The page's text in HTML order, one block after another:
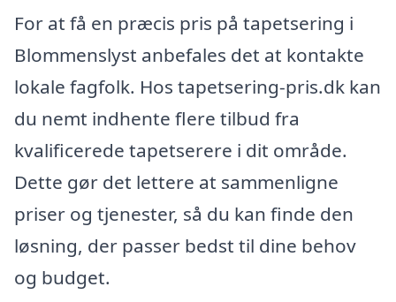
For at få en præcis pris på tapetsering i
Blommenslyst anbefales det at kontakte
lokale fagfolk. Hos tapetsering-pris.dk kan
du nemt indhente flere tilbud fra
kvalificerede tapetserere i dit område.
Dette gør det lettere at sammenligne
priser og tjenester, så du kan finde den
løsning, der passer bedst til dine behov
og budget.